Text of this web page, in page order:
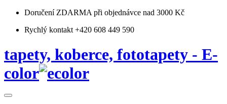
Doručení ZDARMA při objednávce nad 3000 Kč
Rychlý kontakt +420 608 449 590
tapety, koberce, fototapety - E-
color